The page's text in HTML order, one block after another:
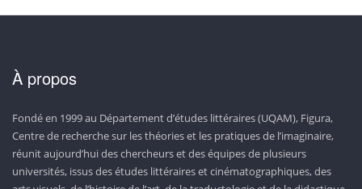
À propos
Fondé en 1999 au Département d’études littéraires (UQAM), Figura,
Centre de recherche sur les théories et les pratiques de l’imaginaire,
réunit aujourd’hui des chercheurs et des équipes de plusieurs
universités, issus des études littéraires et cinématographiques, des